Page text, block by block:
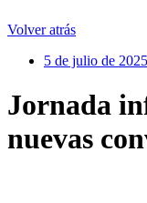
Volver atrás
5 de julio de 2025
Jornada
nuevas